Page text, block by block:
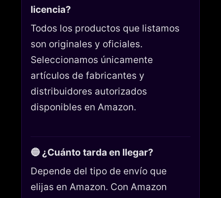
licencia?
Todos los productos que listamos
son originales y oficiales.
Seleccionamos únicamente
artículos de fabricantes y
distribuidores autorizados
disponibles en Amazon.
🔵 ¿Cuánto tarda en llegar?
Depende del tipo de envío que
elijas en Amazon. Con Amazon